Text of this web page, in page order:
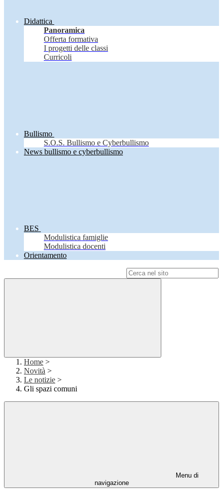
Didattica
Panoramica
Offerta formativa
I progetti delle classi
Curricoli
Bullismo
S.O.S. Bullismo e Cyberbullismo
News bullismo e cyberbullismo
BES
Modulistica famiglie
Modulistica docenti
Orientamento
Home >
Novità >
Le notizie >
Gli spazi comuni
Menu di
navigazione